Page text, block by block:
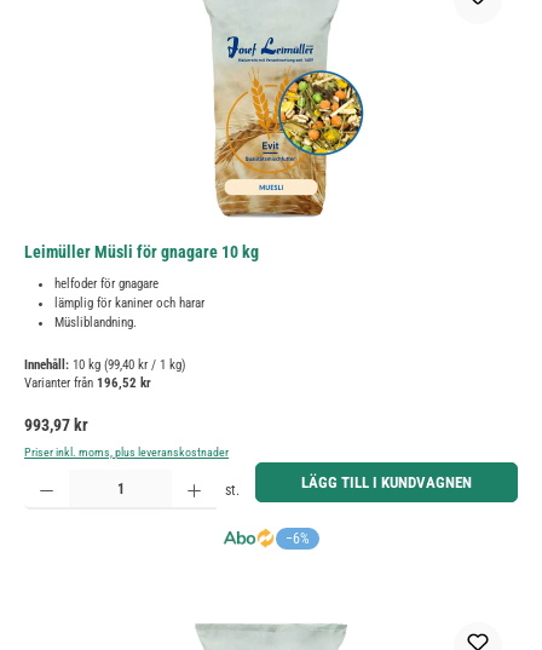
Leimüller Müsli för gnagare 10 kg
helfoder för gnagare
lämplig för kaniner och harar
Müsliblandning.
Innehåll: 10 kg (99,40 kr / 1 kg)
Varianter från 196,52 kr
Ordinarie pris:
993,97 kr
Priser inkl. moms, plus leveranskostnader
−6%
Produktkvantitet: Ange önskat belopp eller använd knapparna för att öka eller minska kvantiteten.
st. LÄGG TILL I KUNDVAGNEN